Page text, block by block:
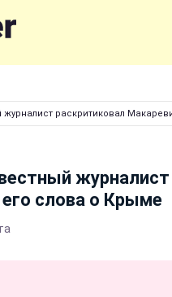
раскритиковал
журналист
слова о Крыме